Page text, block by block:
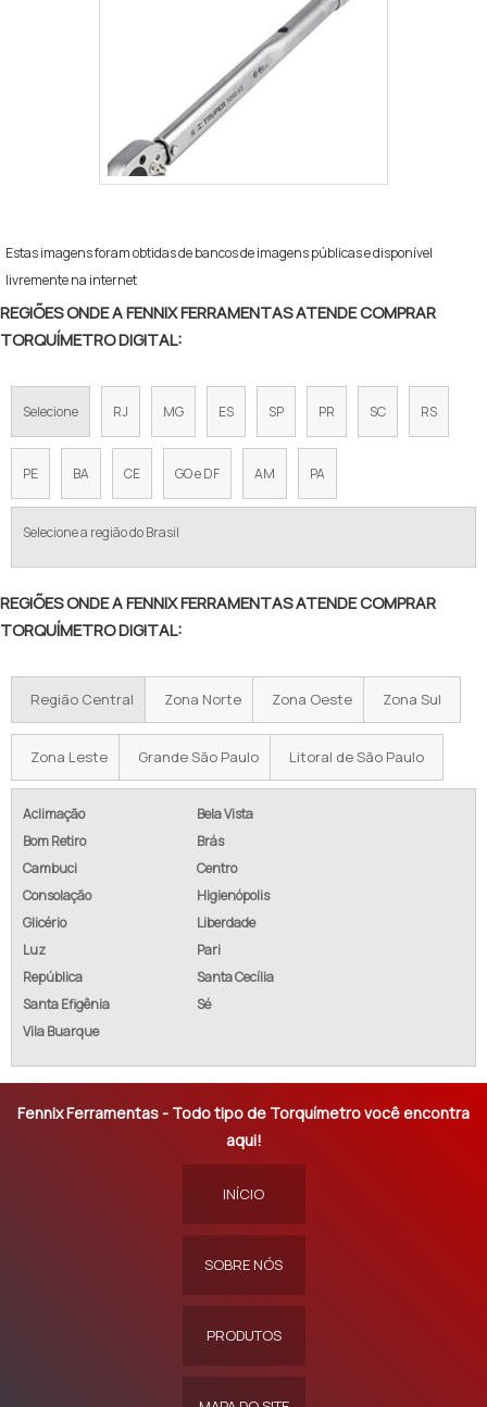
Estas imagens foram obtidas de bancos de imagens públicas e disponível
livremente na internet
REGIÕES ONDE A FENNIX FERRAMENTAS ATENDE COMPRAR
TORQUÍMETRO DIGITAL:
Selecione RJ MG ES SP PR SC RS
PE BA CE GO e DF AM PA
Selecione a região do Brasil
REGIÕES ONDE A FENNIX FERRAMENTAS ATENDE COMPRAR
TORQUÍMETRO DIGITAL:
Região Central Zona Norte Zona Oeste Zona Sul
Zona Leste Grande São Paulo Litoral de São Paulo
Aclimação
Bela Vista
Bom Retiro
Brás
Cambuci
Centro
Consolação
Higienópolis
Glicério
Liberdade
Luz
Pari
República
Santa Cecília
Santa Efigênia
Sé
Vila Buarque
Fennix Ferramentas - Todo tipo de Torquímetro você encontra
aqui!
INÍCIO
SOBRE NÓS
PRODUTOS